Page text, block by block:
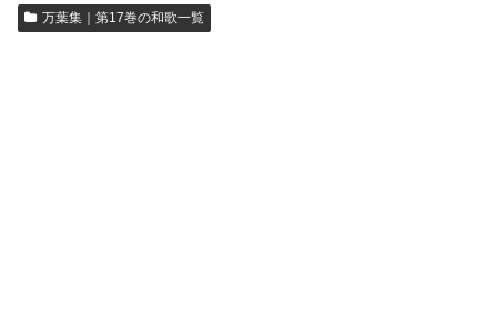
万葉集｜第17巻の和歌一覧